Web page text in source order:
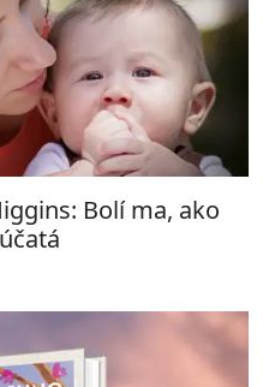
Bolí ma, ako